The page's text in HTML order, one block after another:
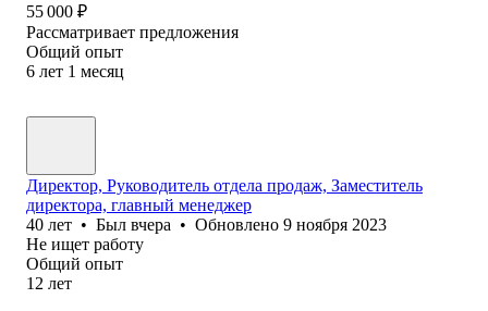
55 000 ₽
Рассматривает предложения
Общий опыт
6 лет 1 месяц
Директор, Руководитель отдела продаж, Заместитель
директора, главный менеджер
40 лет • Был вчера • Обновлено 9 ноября 2023
Не ищет работу
Общий опыт
12 лет